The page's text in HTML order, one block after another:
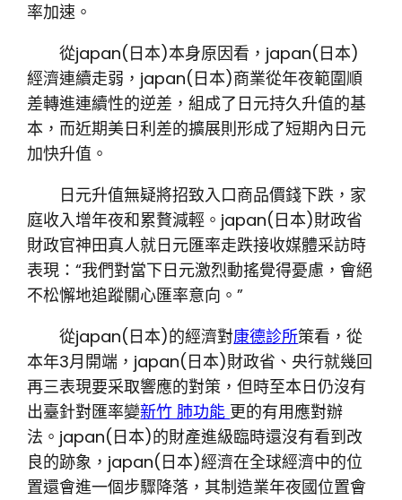
率加速。
從japan(日本)本身原因看，japan(日本)
經濟連續走弱，japan(日本)商業從年夜範圍順
差轉進連續性的逆差，組成了日元持久升值的基
本，而近期美日利差的擴展則形成了短期內日元
加快升值。
日元升值無疑將招致入口商品價錢下跌，家
庭收入增年夜和累贅減輕。japan(日本)財政省
財政官神田真人就日元匯率走跌接收媒體采訪時
表現：“我們對當下日元激烈動搖覺得憂慮，會絕
不松懈地追蹤關心匯率意向。”
從japan(日本)的經濟對康德診所策看，從
本年3月開端，japan(日本)財政省、央行就幾回
再三表現要采取響應的對策，但時至本日仍沒有
出臺針對匯率變新竹 肺功能 更的有用應對辦
法。japan(日本)的財產進級臨時還沒有看到改
良的跡象，japan(日本)經濟在全球經濟中的位
置還會進一個步驟降落，其制造業年夜國位置會